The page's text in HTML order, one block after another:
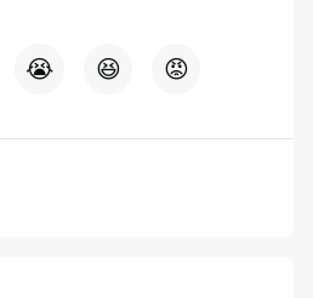
😭 😆 😡